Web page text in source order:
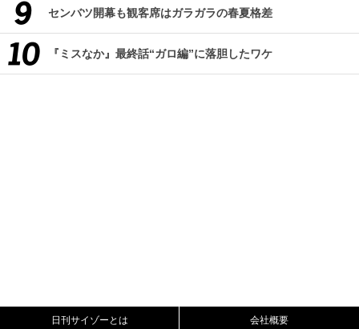
センバツ開幕も観客席はガラガラの春夏格差
『ミスなか』最終話“ガロ編”に落胆したワケ
日刊サイゾーとは 会社概要